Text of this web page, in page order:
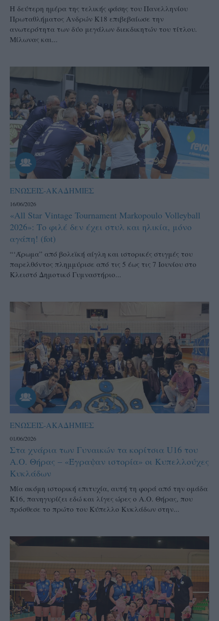
Η δεύτερη ημέρα της τελικής φάσης του Πανελληνίου
Πρωταθλήματος Ανδρών Κ18 επιβεβαίωσε την
ανωτερότητα των δύο μεγάλων διεκδικητών του τίτλου.
Μίλωνας και...
ΕΝΩΣΕΙΣ-ΑΚΑΔΗΜΙΕΣ
16/06/2026
«All Star Vintage Tournament Markopoulo Volleyball
2026»: Το φιλέ δεν έχει στυλ και ηλικία, μόνο
αγάπη! (fot)
“‘Άρωμα” από βολεϊκή αίγλη και ιστορικές στιγμές του
παρελθόντος πλημμύρισε από τις 5 έως τις 7 Ιουνίου στο
Κλειστό Δημοτικό Γυμναστήριο...
ΕΝΩΣΕΙΣ-ΑΚΑΔΗΜΙΕΣ
01/06/2026
Στα χνάρια των Γυναικών τα κορίτσια U16 του
Α.Ο. Θήρας – «Έγραψαν ιστορία» οι Κυπελλούχες
Κυκλάδων
Μία ακόμη ιστορική επιτυχία, αυτή τη φορά από την ομάδα
Κ16, πανηγυρίζει εδώ και λίγες ώρες ο Α.Ο. Θήρας, που
πρόσθεσε το πρώτο του Κύπελλο Κυκλάδων στην...